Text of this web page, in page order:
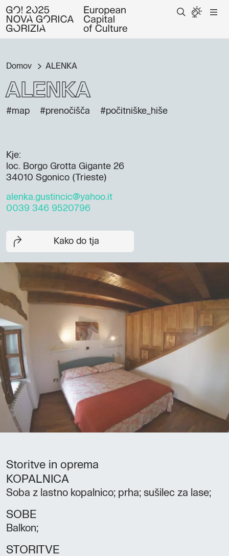
Domov ALENKA
ALENKA
#map #prenočišča #počitniške_hiše
Kje:
loc. Borgo Grotta Gigante 26
34010 Sgonico (Trieste)
alenka.gustincic@yahoo.it
0039 346 9520796
Kako do tja
Storitve in oprema
KOPALNICA
Soba z lastno kopalnico; prha; sušilec za lase;
SOBE
Balkon;
STORITVE